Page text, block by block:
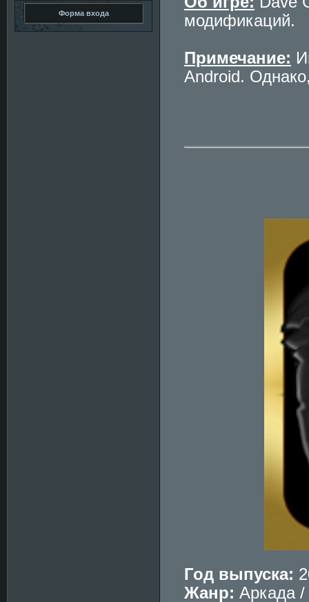
Форма входа
модификаций.
Примечание:
Android.
Год выпуска:
Жанр: Аркада